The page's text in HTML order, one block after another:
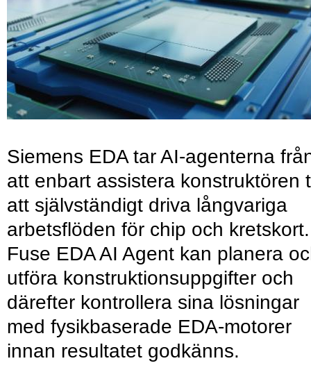
Siemens EDA tar AI-agenterna
att enbart assistera konstruktören
att självständigt driva långvariga
arbetsflöden för chip och kretskort.
Fuse EDA AI Agent kan planera
utföra konstruktionsuppgifter och
därefter kontrollera sina lösningar
med fysikbaserade EDA-motorer
innan resultatet godkänns.